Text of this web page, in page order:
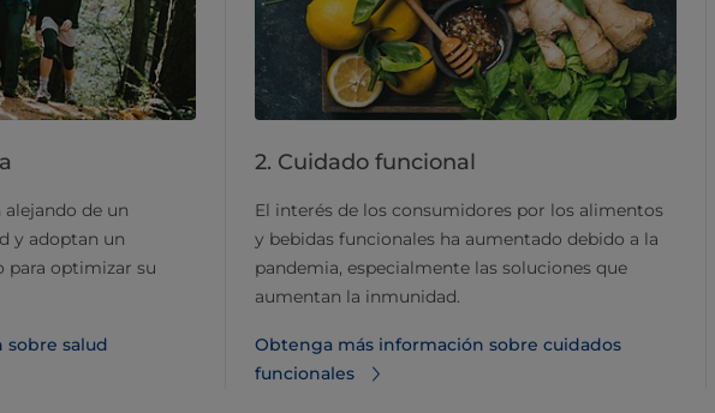
de un
y adoptan un
para optimizar su
salud
2. Cuidado funcional
El interés de los consumidores por los alimentos
y bebidas funcionales ha aumentado debido a la
pandemia, especialmente las soluciones que
aumentan la inmunidad.
Obtenga más información sobre cuidados
funcionales